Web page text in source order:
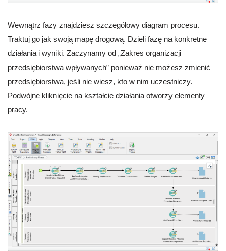
Wewnątrz fazy znajdziesz szczegółowy diagram procesu.
Traktuj go jak swoją mapę drogową. Dzieli fazę na konkretne
działania i wyniki. Zaczynamy od „Zakres organizacji
przedsiębiorstwa wpływanych” ponieważ nie możesz zmienić
przedsiębiorstwa, jeśli nie wiesz, kto w nim uczestniczy.
Podwójne kliknięcie na kształcie działania otworzy elementy
pracy.